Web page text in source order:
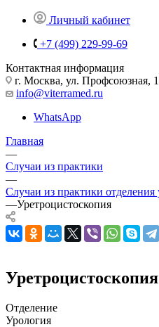
Личный кабинет
+7 (499) 229-99-69
Контактная информация
г. Москва, ул. Профсоюзная,
info@viterramed.ru
WhatsApp
Главная
—
Случаи из практики
—
Случаи из практики отделения
—Уретроцистоскопия
Уретроцистоскопия
Отделение
Урология